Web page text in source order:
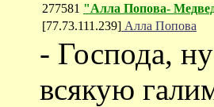
277581 "Алла Попова-
[77.73.111.239] Алла Попова
- Господа,
всякую